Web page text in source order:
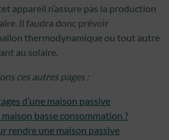
appareil n’assure pas la production
Il faudra donc prévoir
thermodynamique ou tout autre
au solaire.
ces autres pages :
d’une maison passive
basse consommation ?
rendre une maison passive